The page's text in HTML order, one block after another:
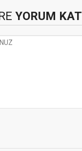
YORUM KAT